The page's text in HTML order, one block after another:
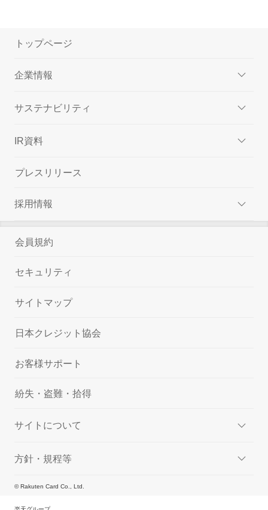
トップページ
企業情報
サステナビリティ
IR資料
プレスリリース
採用情報
会員規約
セキュリティ
サイトマップ
日本クレジット協会
お客様サポート
紛失・盗難・拾得
サイトについて
方針・規程等
© Rakuten Card Co., Ltd.